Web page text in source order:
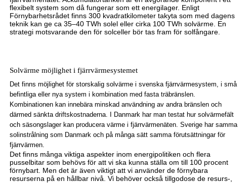
flexibelt system som då fungerar som ett energilager. Enligt
Förnybarhetsrådet finns 300 kvadratkilometer takyta som med dagens
teknik kan ge ca 35–40 TWh solel eller cirka 100 TWh solvärme. En
strategi motsvarande den för solceller bör tas fram för solfångare.
Solvärme möjlighet i fjärrvärmesystemet
Det finns möjlighet för storskalig solvärme i svenska fjärrvärmesystem, i små
befintliga eller nya system i kombination med fasta träbränslen.
Kombinationen kan innebära minskad användning av andra bränslen och
därmed sänkta drifts kostnaderna. I Danmark har man testat hur solvärmefält
och säsongslager kan producera värme i fjärrvärmenäten. Sverige har samma
solinstrålning som Danmark och på många sätt samma förutsättningar för
fjärrvärmen.
Det finns många viktiga aspekter inom energipolitiken och flera
pusselbitar som behövs för att vi ska kunna ställa om till 100 procent
förnybart. Men det är även viktigt att vi använder de förnybara
resurserna på en hållbar nivå. Vi behöver också tillgodose de resurs-,